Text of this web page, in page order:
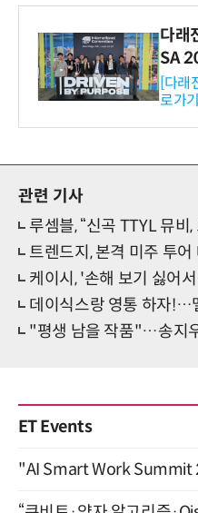
다래
SA
와의
-바이
보
[다래
로가
관련 기사
루셈블, “신곡 TTYL 뮤비, 5색
트렌드지, 본격 미주 투
케이시, '손해 보기 싫어서'
데이식스랑 영통 하자!…멜
"평생 남을 작품"…송지우, '사
ET Events
"AI Smart Work Summit